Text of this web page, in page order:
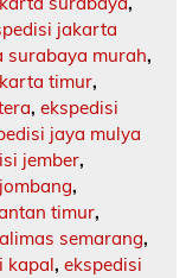
jakarta
surabaya murah,
timur,
, ekspedisi
jaya mulya
jember,
,
timur,
semarang,
kapal, ekspedisi